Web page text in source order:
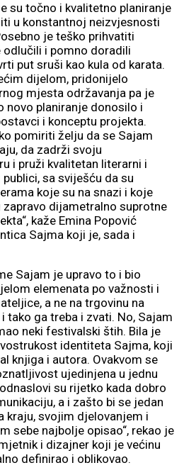
su točno i kvalitetno planiranje
u konstantnoj neizvjesnosti
je teško prihvatiti
i pomno doradili
put sruši kao kula od karata.
dijelom, pridonijelo
mjesta održavanja pa je
novo planiranje donosilo i
i konceptu projekta.
pomiriti želju da se Sajam
da zadrži svoju
i pruži kvalitetan literarni i
sa sviješću da su
koje su na snazi i koje
zapravo dijametralno suprotne
kaže Emina Popović
Sajma koji je, sada i
Sajam je upravo to i bio
elemenata po važnosti i
a ne na trgovinu na
tako ga treba i zvati. No, Sajam
neki festivalski štih. Bila je
identiteta Sajma, koji
knjiga i autora. Ovakvom se
ujedinjena u jednu
su rijetko kada dobro
a i zašto bi se jedan
kraju, svojim djelovanjem i
sebe najbolje opisao“, rekao je
i dizajner koji je većinu
definirao i oblikovao.